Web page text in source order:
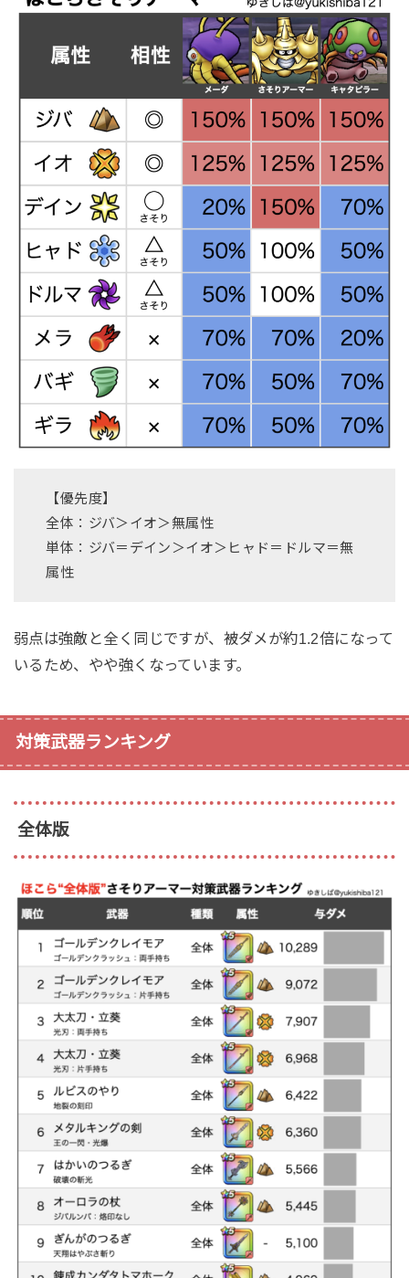
【優先度】
全体：ジバ＞イオ＞無属性
単体：ジバ＝デイン＞イオ＞ヒャド＝ドルマ＝無
属性
弱点は強敵と全く同じですが、被ダメが約1.2倍になって
いるため、やや強くなっています。
対策武器ランキング
全体版